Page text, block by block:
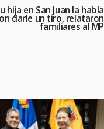
en San Juan la había
darle un tiro, relataron
familiares al MP